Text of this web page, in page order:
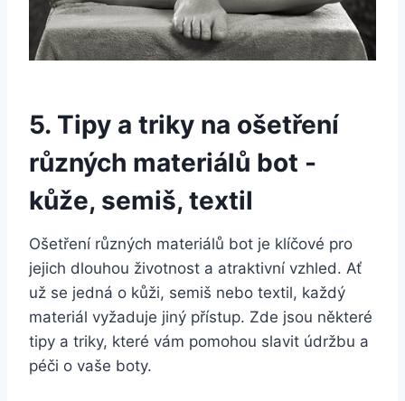
5. Tipy a triky na ošetření
různých materiálů bot ‌-
kůže, semiš,⁢ textil
Ošetření různých materiálů bot je klíčové​ pro
‌jejich ‍dlouhou životnost⁣ a atraktivní vzhled. Ať
už se jedná o kůži, semiš nebo textil, každý ​
materiál vyžaduje ‍jiný ‍přístup. Zde jsou ⁢některé
tipy a triky, které vám pomohou ⁣slavit údržbu a
péči o⁢ vaše boty.